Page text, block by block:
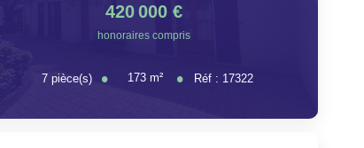
420 000 €
honoraires compris
7 pièce(s) 173 m² Réf : 17322